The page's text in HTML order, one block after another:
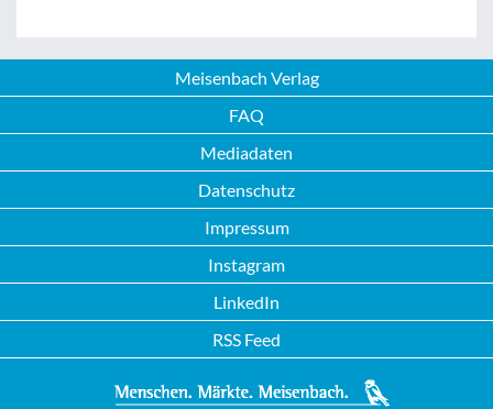
Meisenbach Verlag
FAQ
Mediadaten
Datenschutz
Impressum
Instagram
LinkedIn
RSS Feed